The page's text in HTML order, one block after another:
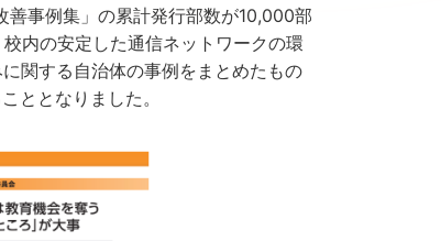
事例集」の累計発行部数が10,000部
内の安定した通信ネットワークの環
関する自治体の事例をまとめたもの
ととなりました。